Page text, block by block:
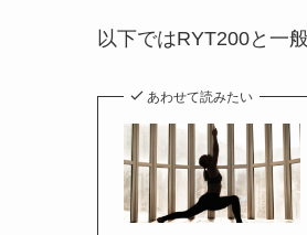
以下ではRYT200と一
あわせて読みたい